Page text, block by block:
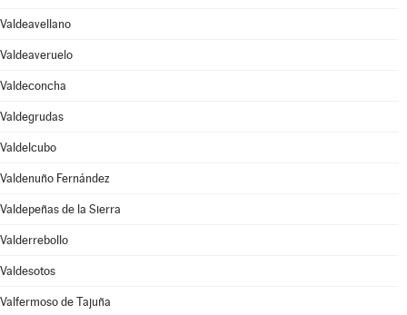
Valdeavellano
Valdeaveruelo
Valdeconcha
Valdegrudas
Valdelcubo
Valdenuño Fernández
Valdepeñas de la Sierra
Valderrebollo
Valdesotos
Valfermoso de Tajuña